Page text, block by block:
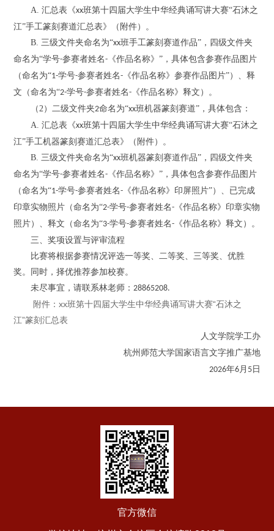
A.汇总表《xx班第十四届大学生中华经典诵写讲大赛“石沐之
江”手工篆刻赛道汇总表》（附件）。
B.三级文件夹命名 为“xx班手工篆刻赛道作品”， 四级文件夹
命名为“学号-参赛者姓名- 《作品名称》” ，具体包含参赛作品图片
（命名为“1-学号-参赛者姓名- 《作品名称》参赛作品图片”）、释
文 （命名为“2-学号-参赛者姓名- 《作品名称》释文 ） 。
（2）二级文件夹2命名为“xx班机器篆刻赛道”，具体包含：
A.汇总表《xx班第十四届大学生中华经典诵写讲大赛“石沐之
江”手工机器篆刻赛道汇总表》（附件）。
B.三级文件夹命名 为“xx班机器篆刻赛道作品”， 四级文件夹
命名为“学号-参赛者姓名- 《作品名称》” ，具体包含参赛作品图片
（命名为“1-学号-参赛者姓名- 《作品名称》印屏照片”）、已完成
印章实物照片（命名为“2-学号-参赛者姓名- 《作品名称》 印章实物
照片） 、释文 （命名为“3-学号-参赛者姓名- 《作品名称》释文 ） 。
三、奖项设置与评审流程
比赛将根据参赛情况评选一等奖、二等奖、三等奖、优胜
奖。同时，择优推荐参加校赛。
未尽事宜，请联系林老师：28865208.
附件：xx班第十四届大学生中华经典诵写讲大赛“石沐之
江”篆刻汇总表
人文学院学工办
杭州师范大学国家语言文字推广基地
2026年6月 5日
官方微信